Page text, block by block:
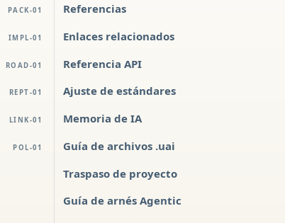
PACK-01
IMPL-01
ROAD-01
REPT-01
LINK-01
POL-01
Referencias
Enlaces relacionados
Referencia API
Ajuste de estándares
Memoria de IA
Guía de archivos .uai
Traspaso de proyecto
Guía de arnés Agentic